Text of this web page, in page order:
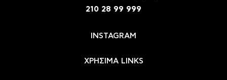
210 28 99 999
INSTAGRAM
ΧΡΗΣΙΜΑ LINKS